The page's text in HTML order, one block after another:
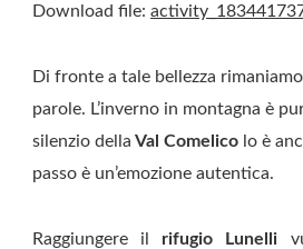
Download file:
Di fronte a tale bellezza
parole. L’inverno in montagna è
silenzio della Val Comelico lo è
passo è un’emozione autentica.
Raggiungere il rifugio Lunelli